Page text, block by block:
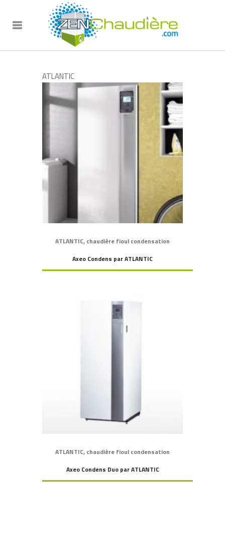
ATLANTIC
ATLANTIC, chaudière fioul condensation
Axeo Condens par ATLANTIC
ATLANTIC, chaudière fioul condensation
Axeo Condens Duo par ATLANTIC